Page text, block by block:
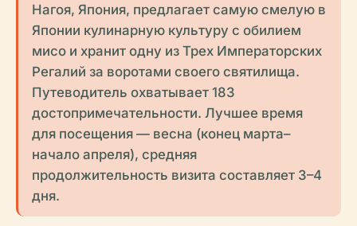
Нагоя, Япония, предлагает самую смелую в
Японии кулинарную культуру с обилием
мисо и хранит одну из Трех Императорских
Регалий за воротами своего святилища.
Путеводитель охватывает 183
достопримечательности. Лучшее время
для посещения — весна (конец марта–
начало апреля), средняя
продолжительность визита составляет 3–4
дня.